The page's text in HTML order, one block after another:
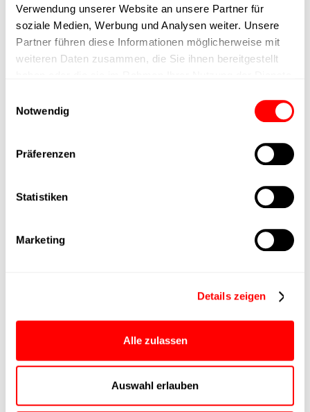
Verwendung unserer Website an unsere Partner für
soziale Medien, Werbung und Analysen weiter. Unsere
Partner führen diese Informationen möglicherweise mit
weiteren Daten zusammen, die Sie ihnen bereitgestellt
Notwendig
Präferenzen
Statistiken
Marketing
Details zeigen
Alle zulassen
Auswahl erlauben
Positioniergenauigkeit +/- 0.1 mm
Nennkraft 400N
Hauptgruppe
max. Vorschubkraft Fx